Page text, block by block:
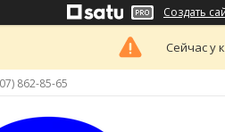
Создать
Сейчас у
862-85-65